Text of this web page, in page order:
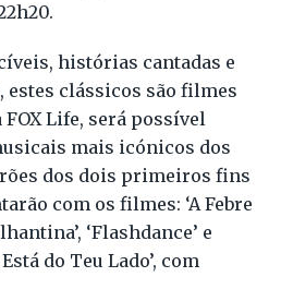
histórias cantadas e
clássicos são filmes
Life, será possível
mais icónicos dos
dos dois primeiros fins
com os filmes: ‘A Febre
‘Flashdance’ e
do Teu Lado’, com